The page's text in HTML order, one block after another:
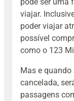
viajar.
poder viajar
possível
como o 123
Mas e
cancelada,
passagens